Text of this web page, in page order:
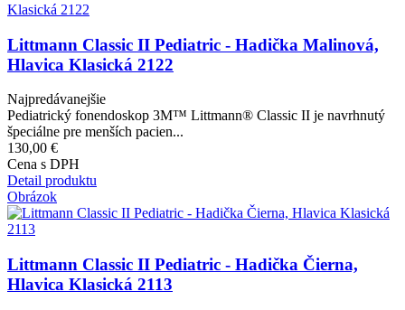
Littmann Classic II Pediatric - Hadička Malinová,
Hlavica Klasická 2122
Najpredávanejšie
Pediatrický fonendoskop 3M™ Littmann® Classic II je navrhnutý
špeciálne pre menších pacien...
130,00 €
Cena s DPH
Detail produktu
Obrázok
Littmann Classic II Pediatric - Hadička Čierna,
Hlavica Klasická 2113